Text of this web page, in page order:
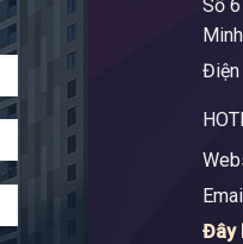
Số
Minh
Điện
Đây